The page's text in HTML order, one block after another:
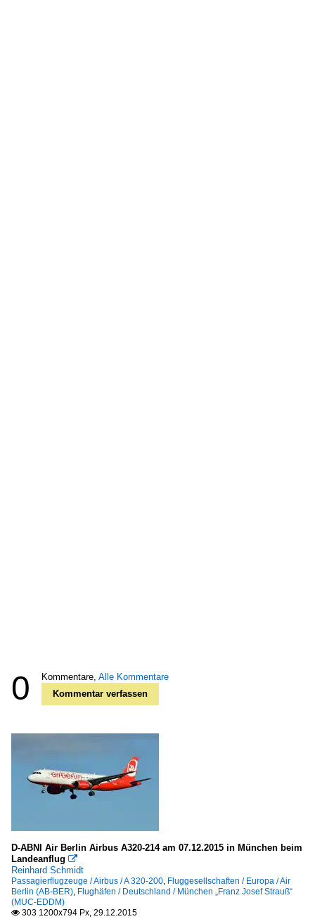
0 Kommentare, Alle Kommentare
Kommentar verfassen
D-ABNI Air Berlin Airbus A320-214 am 07.12.2015 in München beim
Landeanflug 
Reinhard Schmidt
Passagierflugzeuge / Airbus / A 320-200, Fluggesellschaften / Europa / Air
Berlin (AB-BER), Flughäfen / Deutschland / München „Franz Josef Strauß“
(MUC-EDDM)
 303 1200x794 Px, 29.12.2015